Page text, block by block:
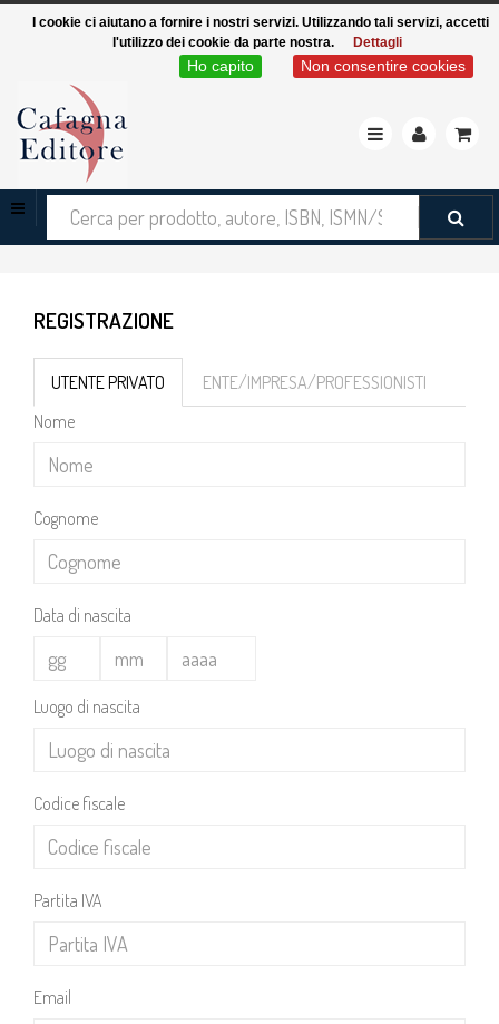
Toggle
Cerca
tra
REGISTRAZIONE
UTENTE PRIVATO
ENTE/IMPRESA/PROFESSIONISTI
Nome
Cognome
Data di nascita
Luogo di nascita
Codice fiscale
Partita IVA
Email
I cookie ci aiutano a fornire i nostri servizi. Utilizzando tali servizi, accetti
l'utilizzo dei cookie da parte nostra.
Dettagli
Non consentire cookies
Ho capito